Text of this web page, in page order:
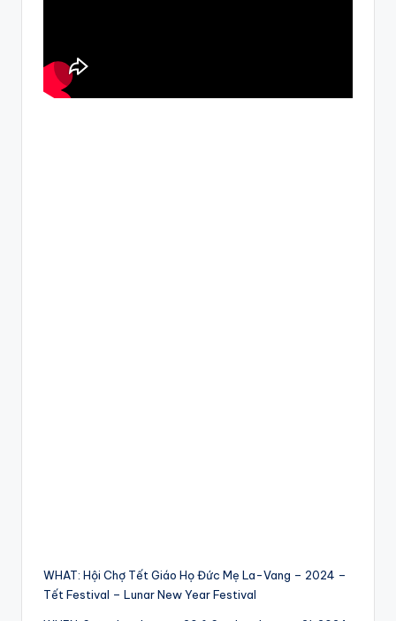
WHAT: Hội Chợ Tết Giáo Họ Đức Mẹ La-Vang – 2024 –
Tết Festival – Lunar New Year Festival